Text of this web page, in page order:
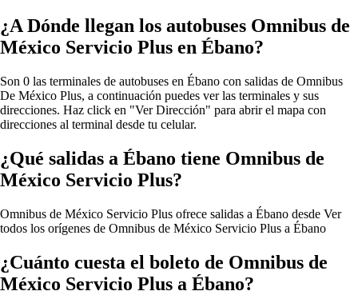
¿A Dónde llegan los autobuses Omnibus de
México Servicio Plus en Ébano?
Son 0 las terminales de autobuses en Ébano con salidas de Omnibus
De México Plus, a continuación puedes ver las terminales y sus
direcciones. Haz click en "Ver Dirección" para abrir el mapa con
direcciones al terminal desde tu celular.
¿Qué salidas a Ébano tiene Omnibus de
México Servicio Plus?
Omnibus de México Servicio Plus ofrece salidas a Ébano desde Ver
todos los orígenes de Omnibus de México Servicio Plus a Ébano
¿Cuánto cuesta el boleto de Omnibus de
México Servicio Plus a Ébano?